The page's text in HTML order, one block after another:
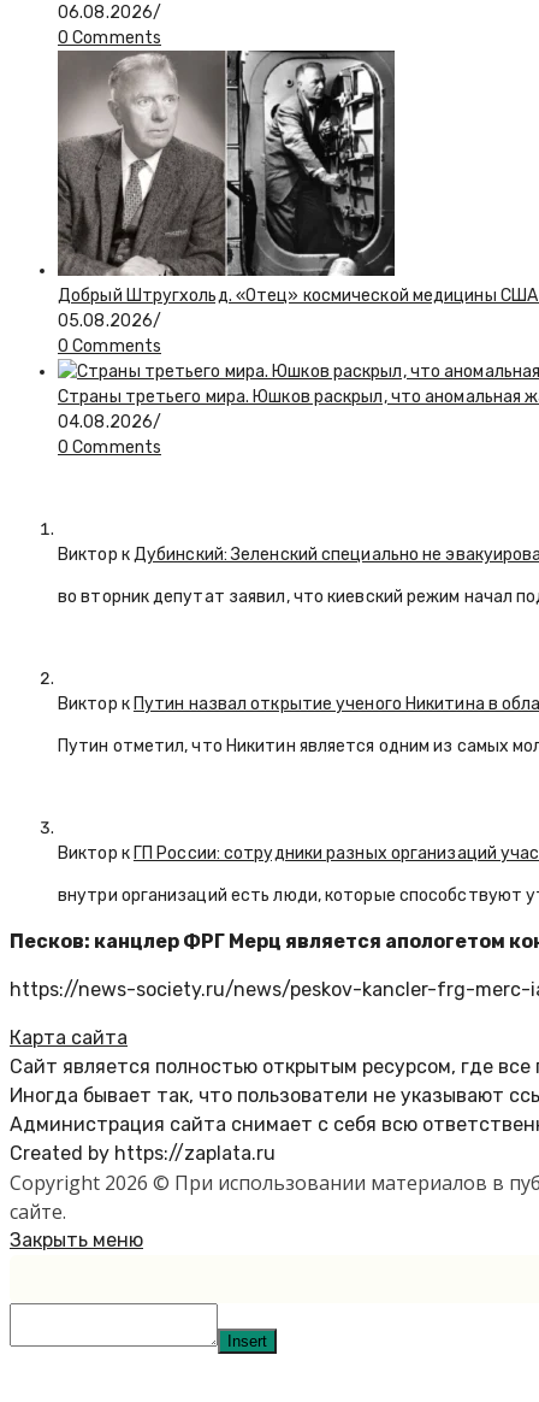
06.08.2026/
0 Comments
Добрый Штругхольд. «Отец» космической медицины
05.08.2026/
0 Comments
Страны третьего мира. Юшков раскрыл, что аномальная
04.08.2026/
0 Comments
Виктор кДубинский: Зеленский специально не
во вторник депутат заявил, что киевский режим начал
Виктор к Путин назвал открытие ученого Никитина в
Путин отметил, что Никитин является одним из самых
Виктор к ГП России: сотрудники разных организаций
внутри организаций есть люди, которые способствуют
Песков: канцлер ФРГ Мерц является апологетом
https://news-society.ru/news/peskov-kancler-frg-
Карта сайта
Сайт является полностью открытым ресурсом, где
Иногда бывает так, что пользователи не указывают
Администрация сайта снимает с себя всю
Created by https://zaplata.ru
Copyright 2026 © При использовании материалов в
сайте.
Закрыть меню
Insert